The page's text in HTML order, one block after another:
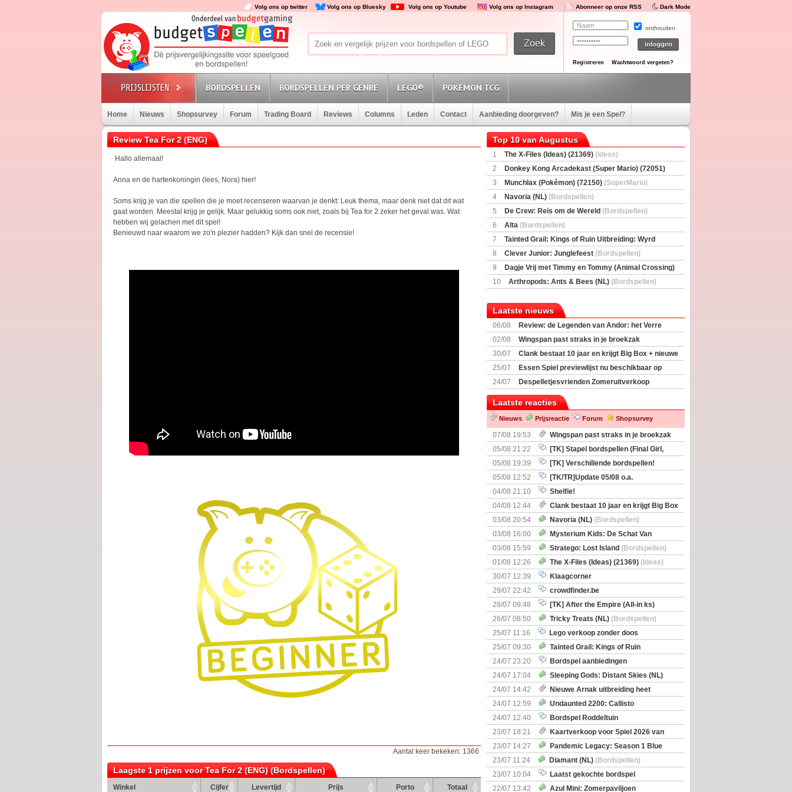
Volg ons op twitter Volg ons op Bluesky Volg ons op Youtube Volg ons op Instagram Abonneer op onze RSS Dark Mode
onthouden
Registreren Wachtwoord vergeten?
BORDSPELLEN BORDSPELLEN PER GENRE LEGO® POKÉMON TCG
Home Nieuws Shopsurvey Forum Trading Board Reviews Columns Leden Contact Aanbieding doorgeven? Mis je een Spel?
Review Tea For 2 (ENG)
Hallo allemaal!
Anna en de hartenkoningin (lees, Nora) hier!
Soms krijg je van die spellen die je moet recenseren waarvan je denkt: Leuk thema, maar denk niet dat dit wat
gaat worden. Meestal krijg je gelijk. Maar gelukkig soms ook niet, zoals bij Tea for 2 zeker het geval was. Wat
hebben wij gelachen met dit spel!
Benieuwd naar waarom we zo'n plezier hadden? Kijk dan snel de recensie!
Aantal keer bekeken: 1366
Laagste 1 prijzen voor Tea For 2 (ENG) (Bordspellen)
Winkel Cijfer Levertijd Prijs Porto Totaal
Top 10 van Augustus
1 The X-Files (Ideas) (21369) (Ideas)
2
Donkey Kong Arcadekast (Super Mario) (72051)
(SuperMario)
3 Munchlax (Pokémon) (72150) (SuperMario)
4
Navoria (NL) (Bordspellen)
5
De Crew: Reis om de Wereld (Bordspellen)
6
Alta (Bordspellen)
7
Tainted Grail: Kings of Ruin Uitbreiding: Wyrd
Encounters(Bordspellen)
8 Clever Junior: Junglefeest (Bordspellen)
9
Dagje Vrij met Timmy en Tommy (Animal Crossing)
(77059)(Ideas)
10 Arthropods: Ants & Bees (NL) (Bordspellen)
Laatste nieuws
06/08
Review: de Legenden van Andor: het Verre
Land
02/08
Wingspan past straks in je broekzak
30/07
Clank bestaat 10 jaar en krijgt Big Box + nieuwe
uitbreiding
25/07
Essen Spiel previewlijst nu beschikbaar op
Boardgamegeek
24/07
Despelletjesvrienden Zomeruitverkoop
Laatste reacties
Nieuws Prijsreactie Forum Shopsurvey
07/08 19:53
Wingspan past straks in je broekzak
05/08 21:22
[TK] Stapel bordspellen (Final Girl,
Nemesis Retaliation, Zombicide Invader)
05/08 19:39
[TK] Verschillende bordspellen!
05/08 12:52
[TK/TR]Update 05/08 o.a.
Prijsverlagingen, Imperium Horizons, 20 Strong
04/08 21:10
Shelfie!
04/08 12:44
Clank bestaat 10 jaar en krijgt Big Box
+ nieuwe uitbreiding
03/08 20:54 Navoria (NL) (Bordspellen)
03/08 16:00
Mysterium Kids: De Schat Van
Kapitein Boe
(Bordspellen)
03/08 15:59 Stratego: Lost Island (Bordspellen)
01/08 12:26
The X-Files (Ideas) (21369) (Ideas)
30/07 12:39
Klaagcorner
29/07 22:42
crowdfinder.be
28/07 09:48
[TK] After the Empire (All-in ks)
26/07 08:50
Tricky Treats (NL) (Bordspellen)
25/07 11:16
Lego verkoop zonder doos
25/07 09:30
Tainted Grail: Kings of Ruin
Uitbreiding: Wyrd Encounters(Bordspellen)
24/07 23:20
Bordspel aanbiedingen
24/07 17:04
Sleeping Gods: Distant Skies (NL)
(Bordspellen)
24/07 14:42
Nieuwe Arnak uitbreiding heet
Surprise Shipments
24/07 12:59
Undaunted 2200: Callisto
(Bordspellen)
24/07 12:40
Bordspel Roddeltuin
23/07 18:21
Kaartverkoop voor Spiel 2026 van
start
23/07 14:27
Pandemic Legacy: Season 1 Blue
(Bordspellen)
23/07 11:24 Diamant (NL) (Bordspellen)
23/07 10:04
Laatst gekochte bordspel
22/07 13:42
Azul Mini: Zomerpaviljoen